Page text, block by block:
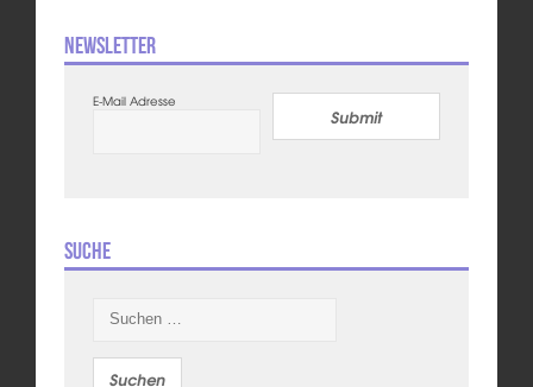
Newsletter
E-Mail Adresse
Submit
Suche
nach: